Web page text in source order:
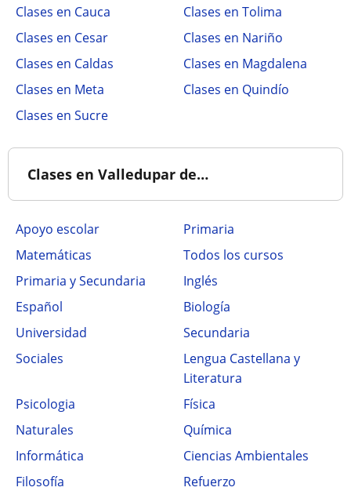
Clases en Cauca
Clases en Tolima
Clases en Cesar
Clases en Nariño
Clases en Caldas
Clases en Magdalena
Clases en Meta
Clases en Quindío
Clases en Sucre
Clases en Valledupar de…
Apoyo escolar
Primaria
Matemáticas
Todos los cursos
Primaria y Secundaria
Inglés
Español
Biología
Universidad
Secundaria
Sociales
Lengua Castellana y
Literatura
Psicologia
Física
Naturales
Química
Informática
Ciencias Ambientales
Filosofía
Refuerzo